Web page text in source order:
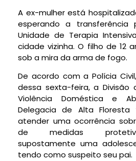
A ex-mulher está
esperando a
Unidade de Terapia
cidade vizinha. O filho de 12
sob a mira da arma de fogo.
De acordo com a Polícia
dessa sexta-feira, a Divisão
Violência Doméstica e
Delegacia de Alta
atender uma ocorrência
de medidas
supostamente uma
tendo como suspeito seu pai.